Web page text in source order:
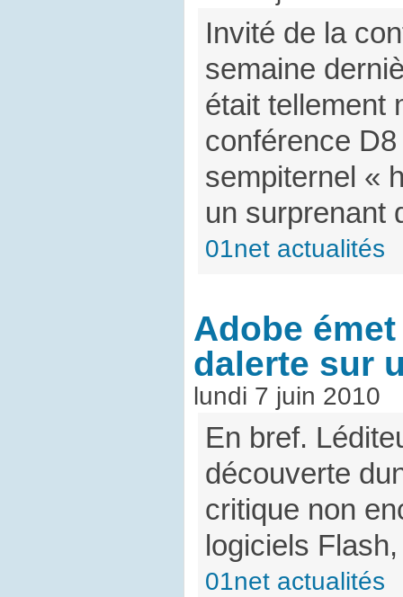
Invité de la
semaine
était tellement
conférence
sempiternel «
un surprenant
01net actualités
Adobe
dalerte sur
lundi 7 juin 2010
En bref.
découverte
critique non
logiciels
01net actualités